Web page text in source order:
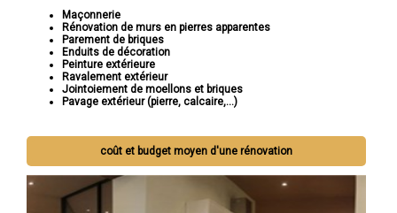
Maçonnerie
Rénovation de murs en pierres apparentes
Parement de briques
Enduits de décoration
Peinture extérieure
Ravalement extérieur
Jointoiement de moellons et briques
Pavage extérieur (pierre, calcaire,...)
coût et budget moyen d'une rénovation